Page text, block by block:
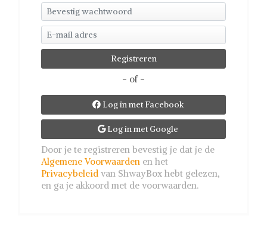
- of -
Log in met Facebook
Log in met Google
Door je te registreren bevestig je dat je de
Algemene Voorwaarden en het
Privacybeleid van ShwayBox hebt gelezen,
en ga je akkoord met de voorwaarden.